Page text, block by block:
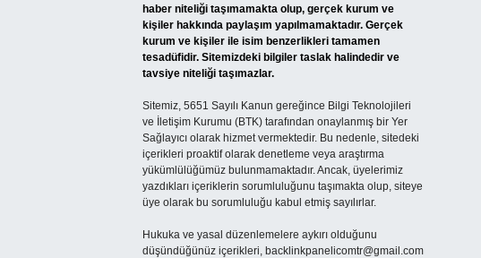
haber niteliği taşımamakta olup, gerçek kurum ve
kişiler hakkında paylaşım yapılmamaktadır. Gerçek
kurum ve kişiler ile isim benzerlikleri tamamen
tesadüfidir. Sitemizdeki bilgiler taslak halindedir ve
tavsiye niteliği taşımazlar.
Sitemiz, 5651 Sayılı Kanun gereğince Bilgi Teknolojileri
ve İletişim Kurumu (BTK) tarafından onaylanmış bir Yer
Sağlayıcı olarak hizmet vermektedir. Bu nedenle, sitedeki
içerikleri proaktif olarak denetleme veya araştırma
yükümlülüğümüz bulunmamaktadır. Ancak, üyelerimiz
yazdıkları içeriklerin sorumluluğunu taşımakta olup, siteye
üye olarak bu sorumluluğu kabul etmiş sayılırlar.
Hukuka ve yasal düzenlemelere aykırı olduğunu
düşündüğünüz içerikleri, backlinkpanelicomtr@gmail.com